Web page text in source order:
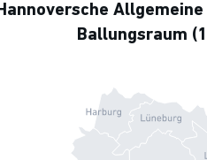
Ballungsraum